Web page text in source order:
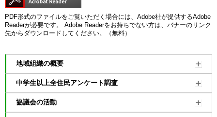
PDF形式のファイルをご覧いただく場合には、Adobe社が提供するAdobe
Readerが必要です。
Adobe Readerをお持ちでない方は、バナーのリンク
先からダウンロードしてください。（無料）
地域組織の概要
中学生以上全住民アンケート調査
協議会の活動